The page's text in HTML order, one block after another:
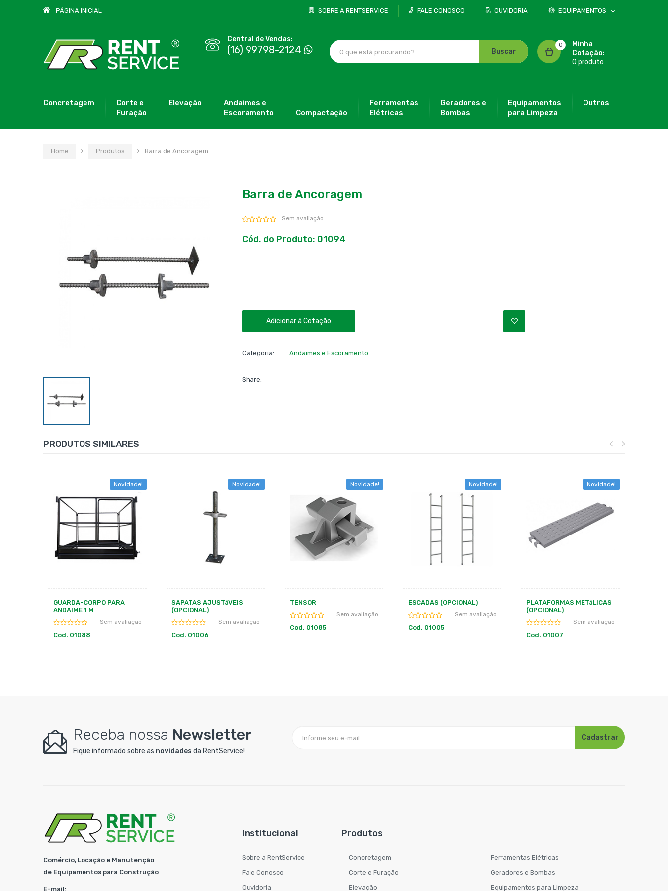
PÁGINA INICIAL SOBRE A RENTSERVICE FALE CONOSCO OUVIDORIA EQUIPAMENTOS
Central de Vendas:
(16) 99798-2124 Buscar
0
Minha
Cotação:
0 produto
Concretagem
Corte e
Furação
Elevação
Andaimes e
Escoramento
Compactação
Ferramentas
Elétricas
Geradores e
Bombas
Equipamentos
para Limpeza
Outros
Home Produtos Barra de Ancoragem
Barra de Ancoragem
Sem avaliação
Cód. do Produto: 01094
Adicionar á Cotação
Categoria: Andaimes e Escoramento
Share:
PRODUTOS SIMILARES
Novidade!
SAPATAS AJUSTáVEIS
(OPCIONAL)
Sem avaliação
Cod. 01006
Novidade!
TENSOR
Cod. 01085
Novidade!
ESCADAS (OPCIONAL)
Sem avaliação
Cod. 01005
Novidade!
PLATAFORMAS METáLICAS
(OPCIONAL)
Novidade!
RODíZIO AJUSTáVEL
Cod. 01096
Receba nossa Newsletter
Fique informado sobre as novidades da RentService!
Cadastrar
Comércio, Locação e Manutenção
de Equipamentos para Construção
E-mail:
Institucional
Sobre a RentService
Fale Conosco
Ouvidoria
Produtos
Concretagem
Corte e Furação
Elevação
Ferramentas Elétricas
Geradores e Bombas
Equipamentos para Limpeza